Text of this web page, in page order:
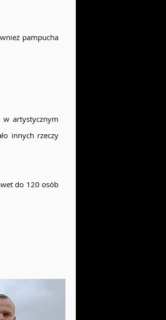
pampucha
w artystycznym
innych rzeczy
do 120 osób